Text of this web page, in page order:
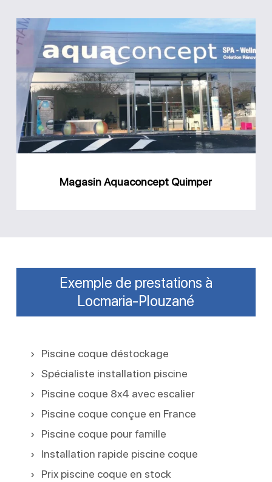
Aquaconcept
Quimper
Magasin Aquaconcept Quimper
Exemple de prestations à
Locmaria-Plouzané
Piscine coque déstockage
Spécialiste installation piscine
Piscine coque 8x4 avec escalier
Piscine coque conçue en France
Piscine coque pour famille
Installation rapide piscine coque
Prix piscine coque en stock